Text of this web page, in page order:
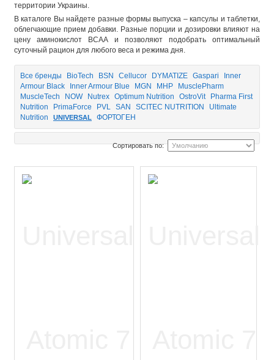
территории Украины.
В каталоге Вы найдете разные формы выпуска – капсулы и таблетки,
облегчающие прием добавки. Разные порции и дозировки влияют на
цену аминокислот BCAAи позволяют подобрать оптимальный
суточный рацион для любого веса и режима дня.
Все бренды BioTech BSN Cellucor DYMATIZE Gaspari
Inner
Armour Black
Inner Armour Blue MGN MHP
MusclePharm
MuscleTech
NOW Nutrex Optimum Nutrition OstroVit
Pharma First
Nutrition
PrimaForce PVL SAN SCITEC NUTRITION
Ultimate
Nutrition
UNIVERSAL ФОРТОГЕН
Сортировать по: